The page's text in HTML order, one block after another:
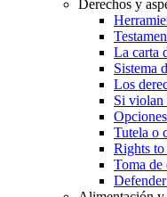
Derechos y
La carta
Sistema
Los
Si violan
Tutela o
Rights
Toma de